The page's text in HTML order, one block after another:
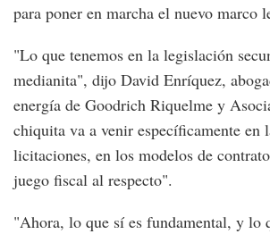
para poner en marcha el nuevo marco
"Lo que tenemos en la legislación
medianita", dijo David Enríquez,
energía de Goodrich Riquelme y
chiquita va a venir específicamente en
licitaciones, en los modelos de
juego fiscal al respecto".
"Ahora, lo que sí es fundamental, y lo